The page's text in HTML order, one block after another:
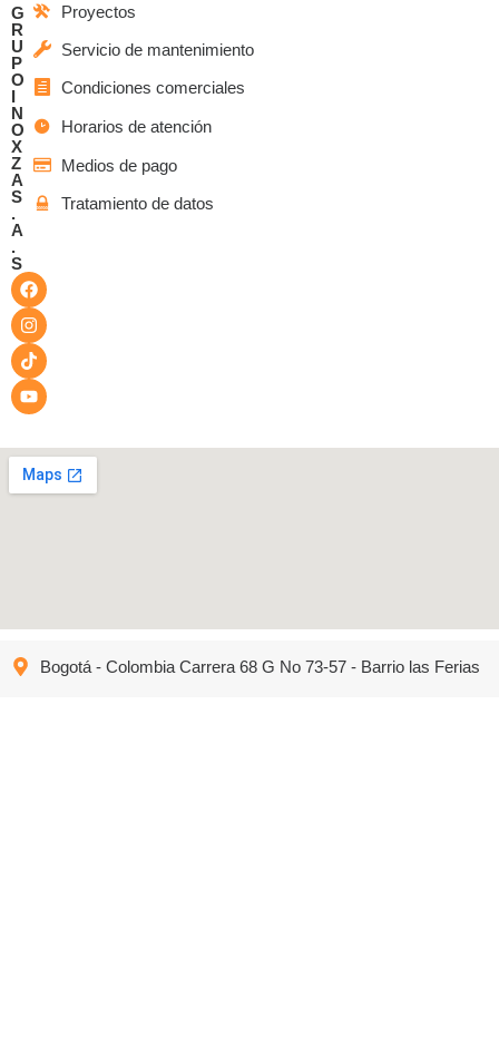
G
R
U
P
O
I
N
O
X
Z
A
S
.
A
.
S
Proyectos
Servicio de mantenimiento
Condiciones comerciales
Horarios de atención
Medios de pago
Tratamiento de datos
Bogotá - Colombia Carrera 68 G No 73-57 - Barrio las Ferias